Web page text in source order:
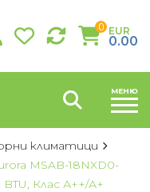
0 EUR
0.00
МЕНЮ
климатици
MSAB-18NXD0-
Клас А++/А+